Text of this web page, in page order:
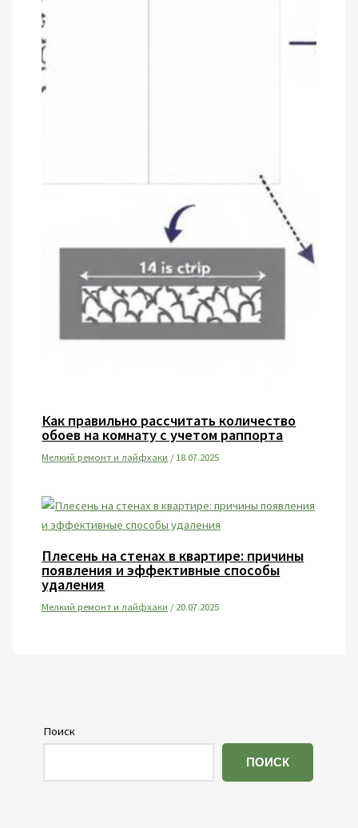
Как правильно рассчитать количество
обоев на комнату с учетом раппорта
Мелкий ремонт и лайфхаки /18.07.2025
Плесень на стенах в квартире: причины
появления и эффективные способы
удаления
Мелкий ремонт и лайфхаки /20.07.2025
Поиск
ПОИСК